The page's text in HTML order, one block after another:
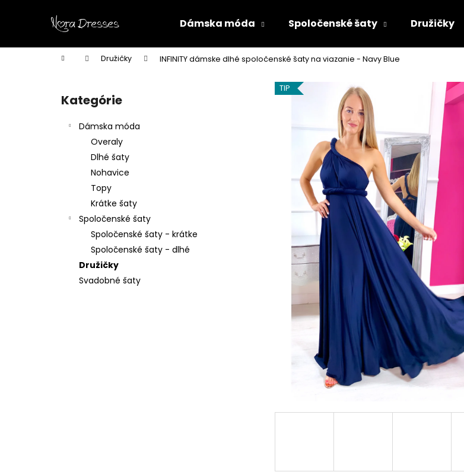
Dámska móda Spoločenské šaty Družičky
Domov Družičky INFINITY dámske dlhé spoločenské šaty na viazanie - Navy Blue
Preskočiť
kategórie
Kategórie
Dámska móda
Overaly
Dlhé šaty
Nohavice
Topy
Krátke šaty
Spoločenské šaty
Spoločenské šaty - krátke
Spoločenské šaty - dlhé
Družičky
Svadobné šaty
TIP
í
Späť
do
Späť
do
Čo potrebujete nájsť?
HĽADAŤ
Odporúčame